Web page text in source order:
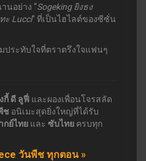
นอย่าง “Sogeking ยิงธง
ะ Lucci” ที่เป็นไฮไลต์ของซีซั่น
ประทับใจที่ตราตรึงใจแฟนๆ
กี้ ดี ลูฟี่ และผองเพื่อนโจรสลัด
ช อนิเมะสุดยิ่งใหญ่ที่ได้รับ
กย์ไทย และ ซับไทย ครบทุก
วันพีช ทุกตอน »